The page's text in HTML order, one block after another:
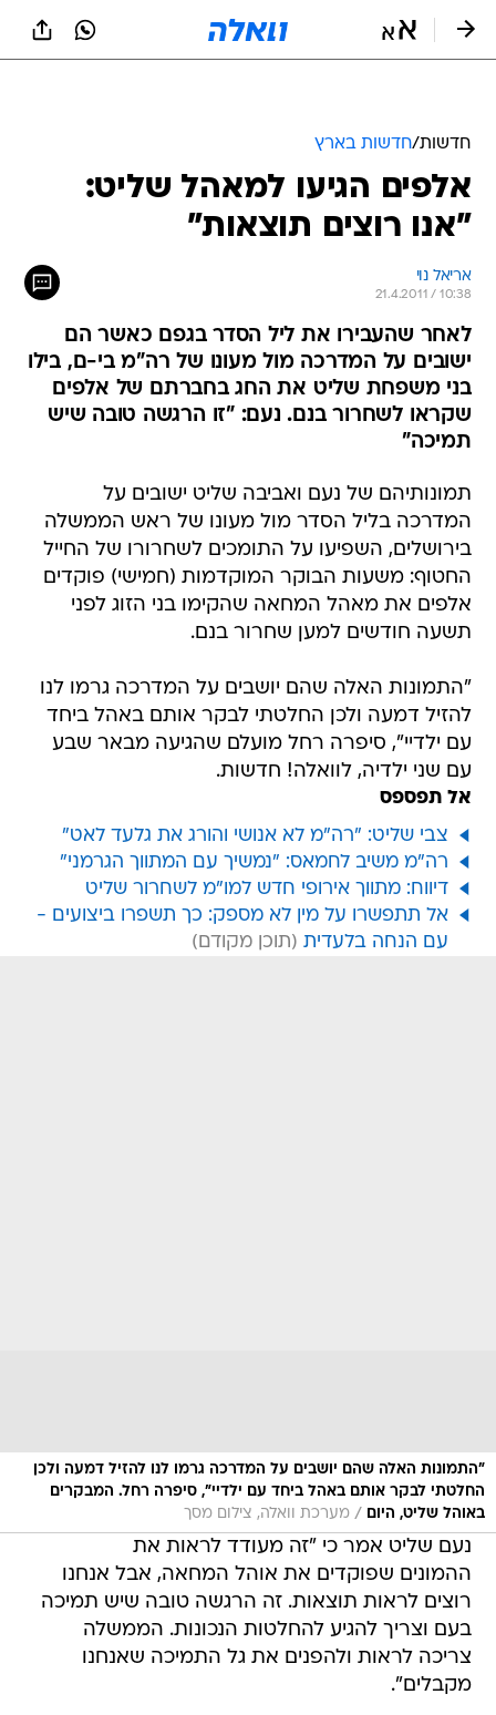
חדשות/חדשות בארץ
אלפים הגיעו למאהל שליט:
"אנו רוצים תוצאות"
אריאל נוי
21.4.2011 / 10:38
לאחר שהעבירו את ליל הסדר בגפם כאשר הם
ישובים על המדרכה מול מעונו של רה"מ בי-ם, בילו
בני משפחת שליט את החג בחברתם של אלפים
שקראו לשחרור בנם. נעם: "זו הרגשה טובה שיש
תמיכה"
תמונותיהם של נעם ואביבה שליט ישובים על
המדרכה בליל הסדר מול מעונו של ראש הממשלה
בירושלים, השפיעו על התומכים לשחרורו של החייל
החטוף: משעות הבוקר המוקדמות (חמישי) פוקדים
אלפים את מאהל המחאה שהקימו בני הזוג לפני
תשעה חודשים למען שחרור בנם.
"התמונות האלה שהם יושבים על המדרכה גרמו לנו
להזיל דמעה ולכן החלטתי לבקר אותם באהל ביחד
עם ילדיי", סיפרה רחל מועלם שהגיעה מבאר שבע
עם שני ילדיה, לוואלה! חדשות.
אל תפספס
צבי שליט: "רה"מ לא אנושי והורג את גלעד לאט"
רה"מ משיב לחמאס: "נמשיך עם המתווך הגרמני"
דיווח: מתווך אירופי חדש למו"מ לשחרור שליט
אל תתפשרו על מין לא מספק: כך תשפרו ביצועים -
עם הנחה בלעדית
"התמונות האלה שהם יושבים על המדרכה גרמו לנו להזיל דמעה ולכן
החלטתי לבקר אותם באהל ביחד עם ילדיי", סיפרה רחל. המבקרים
באוהל שליט, היום
/ מערכת וואלה, צילום מסך
נעם שליט אמר כי "זה מעודד לראות את
ההמונים שפוקדים את אוהל המחאה, אבל אנחנו
רוצים לראות תוצאות. זה הרגשה טובה שיש תמיכה
בעם וצריך להגיע להחלטות הנכונות. הממשלה
צריכה לראות ולהפנים את גל התמיכה שאנחנו
מקבלים".